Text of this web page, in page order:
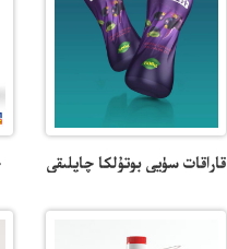
قاراقات سۈيى بوتۇلكا چاپلىقى